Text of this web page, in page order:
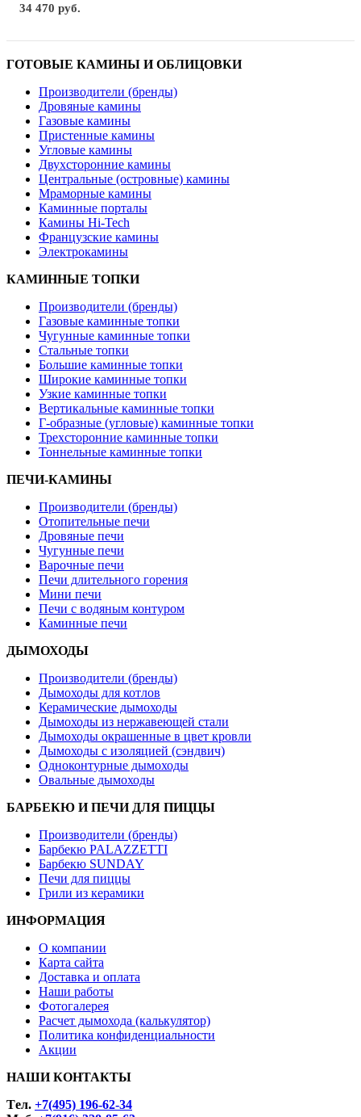
34 470 руб.
ГОТОВЫЕ КАМИНЫ И ОБЛИЦОВКИ
Производители (бренды)
Дровяные камины
Газовые камины
Пристенные камины
Угловые камины
Двухсторонние камины
Центральные (островные) камины
Мраморные камины
Каминные порталы
Камины Hi-Tech
Французские камины
Электрокамины
КАМИННЫЕ ТОПКИ
Производители (бренды)
Газовые каминные топки
Чугунные каминные топки
Стальные топки
Большие каминные топки
Широкие каминные топки
Узкие каминные топки
Вертикальные каминные топки
Г-образные (угловые) каминные топки
Трехсторонние каминные топки
Тоннельные каминные топки
ПЕЧИ-КАМИНЫ
Производители (бренды)
Отопительные печи
Дровяные печи
Чугунные печи
Варочные печи
Печи длительного горения
Мини печи
Печи с водяным контуром
Каминные печи
ДЫМОХОДЫ
Производители (бренды)
Дымоходы для котлов
Керамические дымоходы
Дымоходы из нержавеющей стали
Дымоходы окрашенные в цвет кровли
Дымоходы с изоляцией (сэндвич)
Одноконтурные дымоходы
Овальные дымоходы
БАРБЕКЮ И ПЕЧИ ДЛЯ ПИЦЦЫ
Производители (бренды)
Барбекю PALAZZETTI
Барбекю SUNDAY
Печи для пиццы
Грили из керамики
ИНФОРМАЦИЯ
О компании
Карта сайта
Доставка и оплата
Наши работы
Фотогалерея
Расчет дымохода (калькулятор)
Политика конфиденциальности
Акции
НАШИ КОНТАКТЫ
Tел. +7(495) 196-62-34